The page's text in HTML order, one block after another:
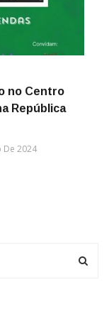
no Centro
República
De 2024